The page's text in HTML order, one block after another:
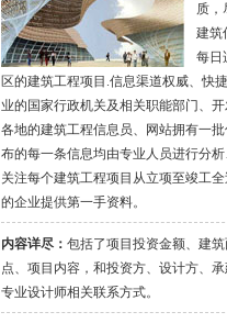
质，
建筑
每日
区的建筑工程项目.信息渠道权威、快
业的国家行政机关及相关职能部门、
各地的建筑工程信息员、网站拥有一
布的每一条信息均由专业人员进行分
关注每个建筑工程项目从立项至竣工
的企业提供第一手资料。
内容详尽： 包括了项目投资金额、建
点、项目内容，和投资方、设计方、
专业设计师相关联系方式。